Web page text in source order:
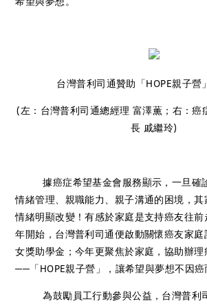
台灣普利司通贊助「HOPE親子營
(左：台灣普利司通總經理 富澤薫；右：癌
長 戚繼玲)
據癌症希望基金會服務顯示，一旦確
情緒管理、親職能力、親子溝通的困境，
情緒明顯改變！有感於家庭是支持癌友往
年開始，台灣普利司通便啟動關懷癌友家
女獎助學金；今年更聚焦於家庭，協助辦理
──「HOPE親子營」，讓希望與夢想不因癌
為鼓勵員工行動參與公益，台灣普利